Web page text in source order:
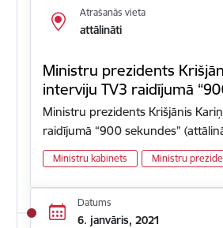
Atrašanās vieta
attālināti
Ministru prezidents
interviju TV3 raidījumā
Ministru prezidents Krišjānis
raidījumā “900 sekundes”
Ministru kabinets Ministru
Datums
6. janvāris, 2021